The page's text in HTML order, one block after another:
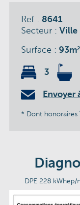
Ref : 8641
Secteur : Ville
Surface : 93m2
3
Envoyer
* Dont honoraires
DPE 228 kWhep/